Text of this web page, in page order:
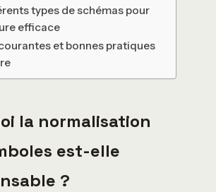
types de schémas pour
efficace
et bonnes pratiques
la normalisation
est-elle
?